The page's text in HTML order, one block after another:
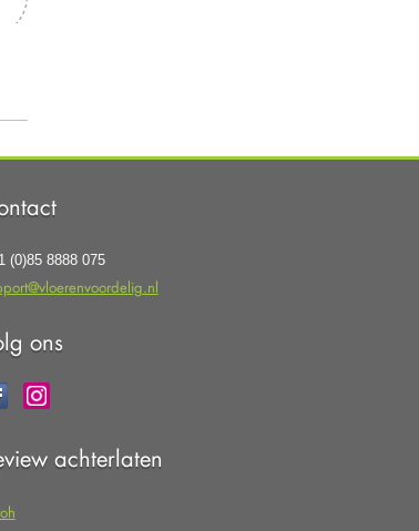
(0)85 8888 075
ons
achterlaten